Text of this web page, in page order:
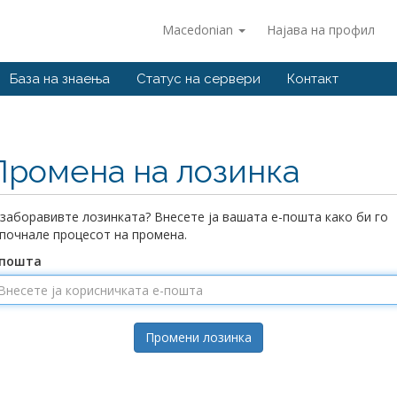
Macedonian Најава на профил
База на знаења Статус на сервери Контакт
на лозинка
заборавивте лозинката? Внесете ја вашата е-пошта како би го
процесот на промена.
Промени лозинка